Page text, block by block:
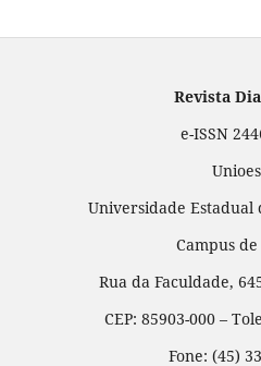
Revista
e-ISSN
Universidade Estadual
Campus
Rua da Faculdade,
CEP: 85903-000 –
Fone: (45)